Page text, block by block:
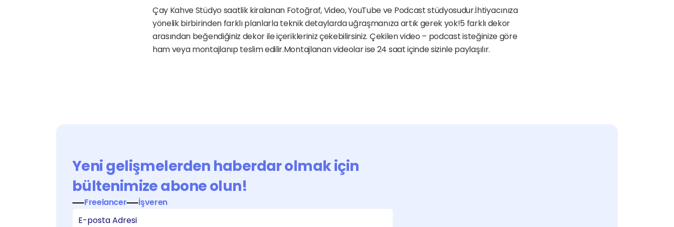
Çay Kahve Stüdyo saatlik kiralanan Fotoğraf, Video, YouTube ve Podcast stüdyosudur.İhtiyacınıza
yönelik birbirinden farklı planlarla teknik detaylarda uğraşmanıza artık gerek yok!5 farklı dekor
arasından beğendiğiniz dekor ile içerikleriniz çekebilirsiniz. Çekilen video – podcast isteğinize göre
ham veya montajlanıp teslim edilir.Montajlanan videolar ise 24 saat içinde sizinle paylaşılır.
Yeni gelişmelerden haberdar olmak için
bültenimize abone olun!
Freelancer İşveren